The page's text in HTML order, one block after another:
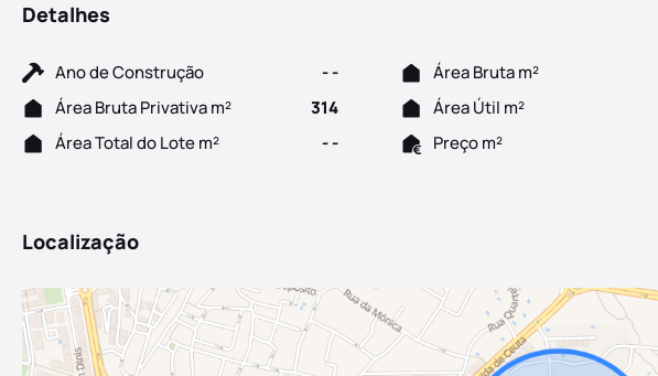
Detalhes
Ano de Construção - - Área Bruta m²
Área Bruta Privativa m²
314 Área Útil m²
Área Total do Lote m²
- - Preço m²
Localização